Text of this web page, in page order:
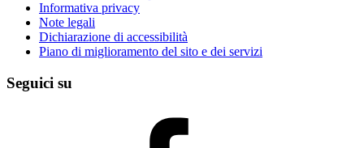
Informativa privacy
Note legali
Dichiarazione di accessibilità
Piano di miglioramento del sito e dei servizi
Seguici su